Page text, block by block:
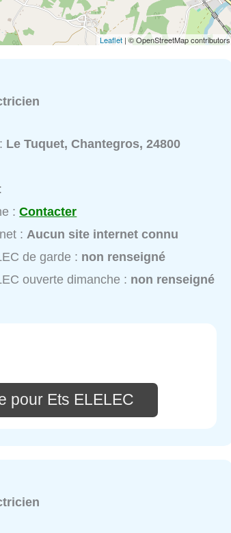
Leaflet | © OpenStreetMap contributors
Le Tuquet, Chantegros, 24800
:Contacter
: Aucun site internet connu
de garde : non renseigné
ouverte dimanche : non renseigné
pour Ets ELELEC